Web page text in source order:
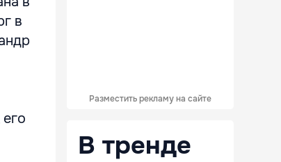
в
Разместить рекламу на сайте
В тренде